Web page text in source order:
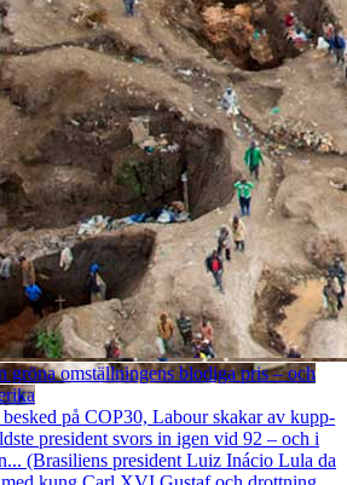
gröna omställningens blodiga pris – och
på COP30, Labour skakar av kupp­
president svors in igen vid 92 – och i
(Brasiliens president Luiz Inácio Lula da